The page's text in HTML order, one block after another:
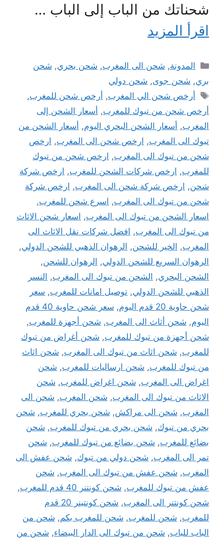
شحناتك من الباب إلى الباب …
اقرأ المزيد
التصنيفات
المدونة, شحن الى المغرب, شحن بحري, شحن
بري, شحن جوى, شحن دولي
الوسوم
أرخص شحن الي المغرب, أرخص شحن للمغرب,
أرخص شحن من تبوك للمغرب, أسعار الشحن إلى
المغرب, أسعار الشحن البحري اليوم, أسعار الشحن من
تبوك الى المغرب, ارخص شحن الى المغرب, ارخص
شحن من تبوك الى المغرب, ارخص شحن من تبوك
للمغرب, ارخص شركات الشحن للمغرب, ارخص شركة
شحن, ارخص شركة شحن الى المغرب, ارخص شركة
شحن من تبوك الى المغرب, اسرع شحن للمغرب,
اسعار الشحن من تبوك الى المغرب, اسعار شحن الاثاث
من تبوك الى المغرب, افضل شركات نقل الاثاث الى
المغرب, الخير للشحن, الرهوان الذهبي للشحن الدولي,
الرهوان السريع للشحن الدولي, الرهوان للشحن,
الشحن البحري, الشحن من تبوك الى المغرب, النسر
الذهبي للشحن الدولي, توصيل امانات للمغرب, سعر
شحن حاوية 20 قدم اليوم
,
سعر شحن حاوية 40 قدم
اليوم, شحن أثاث الى المغرب, شحن أجهزة للمغرب,
شحن أجهزة من تبوك للمغرب, شحن أغراض من تبوك
للمغرب, شحن اثاث من تبوك الى المغرب, شحن اثاث
من تبوك للمغرب, شحن ارساليات للمغرب, شحن
اغراض الى المغرب, شحن اغراض للمغرب, شحن
الاثاث من تبوك الى المغرب, شحن المغرب, شحن الى
المغرب, شحن الى مراكش, شحن بحري للمغرب, شحن
بحري من تبوك, شحن بحري من تبوك للمغرب, شحن
بضائع للمغرب, شحن بضائع من تبوك للمغرب, شحن
تمر الى المغرب, شحن دولي من تبوك, شحن عفش الى
المغرب, شحن عفش من تبوك الى المغرب, شحن
عفش من تبوك للمغرب, شحن كونتنر 40 قدم للمغرب
,
شحن كونتنر الى المغرب,
شحن كونتينر 20 قدم
للمغرب, شحن للمغرب, شحن للمغرب بكم, شحن من
الباب للباب, شحن من تبوك الى الدار البيضاء, شحن من